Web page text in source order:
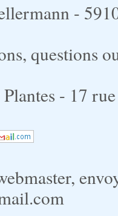
-
questions
- 17